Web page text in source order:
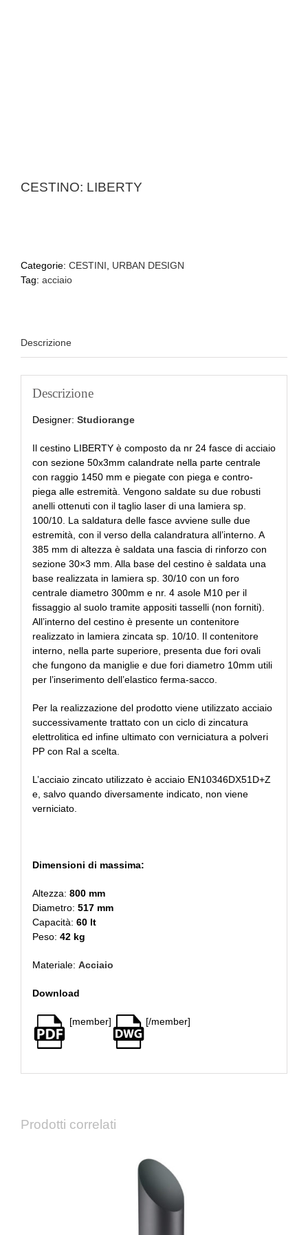
CESTINO: LIBERTY
Categorie: CESTINI
URBAN DESIGN
Tag: acciaio
Descrizione
Descrizione
Designer: Studiorange
Il cestino LIBERTY è composto da nr 24 fasce di acciaio
con sezione 50x3mm calandrate nella parte centrale
con raggio 1450 mm e piegate con piega e contro-
piega alle estremità. Vengono saldate su due robusti
anelli ottenuti con il taglio laser di una lamiera sp.
100/10. La saldatura delle fasce avviene sulle due
estremità, con il verso della calandratura all’interno. A
385 mm di altezza è saldata una fascia di rinforzo con
sezione 30×3 mm. Alla base del cestino è saldata una
base realizzata in lamiera sp. 30/10 con un foro
centrale diametro 300mm e nr. 4 asole M10 per il
fissaggio al suolo tramite appositi tasselli (non forniti).
All’interno del cestino è presente un contenitore
realizzato in lamiera zincata sp. 10/10. Il contenitore
interno, nella parte superiore, presenta due fori ovali
che fungono da maniglie e due fori diametro 10mm utili
per l’inserimento dell’elastico ferma-sacco.
Per la realizzazione del prodotto viene utilizzato acciaio
successivamente trattato con un ciclo di zincatura
elettrolitica ed infine ultimato con verniciatura a polveri
PP con Ral a scelta.
L’acciaio zincato utilizzato è acciaio EN10346DX51D+Z
e, salvo quando diversamente indicato, non viene
verniciato.
Dimensioni di massima:
Altezza: 800 mm
Diametro: 517 mm
Capacità: 60 lt
Peso: 42 kg
Materiale: Acciaio
Download
[member] [/member]
Prodotti correlati